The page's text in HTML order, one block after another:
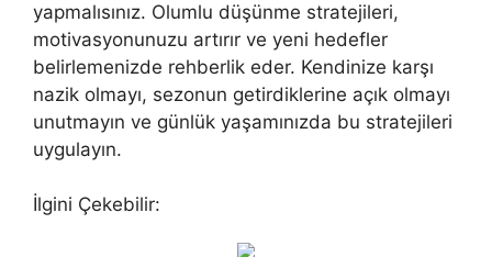
yapmalısınız. Olumlu düşünme stratejileri,
motivasyonunuzu artırır ve yeni hedefler
belirlemenizde rehberlik eder. Kendinize karşı
nazik olmayı, sezonun getirdiklerine açık olmayı
unutmayın ve günlük yaşamınızda bu stratejileri
uygulayın.
İlgini Çekebilir: